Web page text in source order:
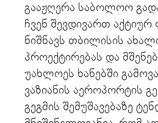
გააჟღერა საბოლოო
ჩვენ შევდივართ აქტიურ
ნიშნავს თბილისის
პროექტირებას და
უახლოეს ხანებში
ვაზიანის აეროპორტის
გეგმის შემუშავებაზე